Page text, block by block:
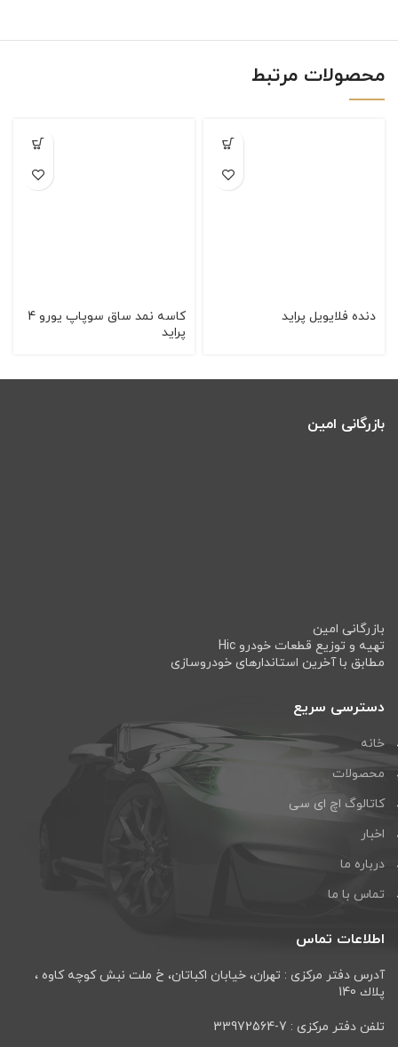
محصولات مرتبط
دنده فلایویل پراید
کاسه نمد ساق سوپاپ یورو 4
پراید
بازرگانی امین
بازرگانی امین
تهیه و توزیع قطعات خودرو Hic
مطابق با آخرین استاندارهای خودروسازی
دسترسی سریع
خانه
محصولات
کاتالوگ اچ ای سی
اخبار
درباره ما
تماس با ما
اطلاعات تماس
آدرس دفتر مرکزی : تهران، خيابان اكباتان، خ ملت نبش كوچه كاوه ،
پلاك 140
تلفن دفتر مرکزی : 7-33972564